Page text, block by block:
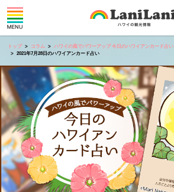
トップ コラム
ハワイの風でパワーアップ 今日のハワイアンカード占い
2021年7月28日のハワイアンカード占い